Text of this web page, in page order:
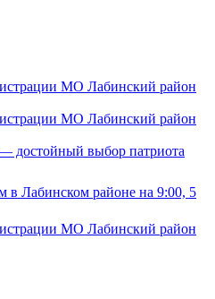
МО Лабинский район
МО Лабинский район
достойный выбор патриота
в Лабинском районе на 9:00, 5
МО Лабинский район